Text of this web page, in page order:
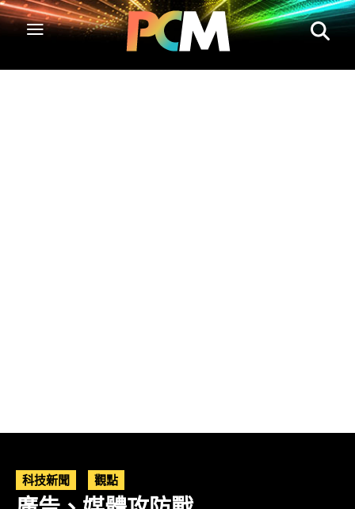
科技新聞 觀點